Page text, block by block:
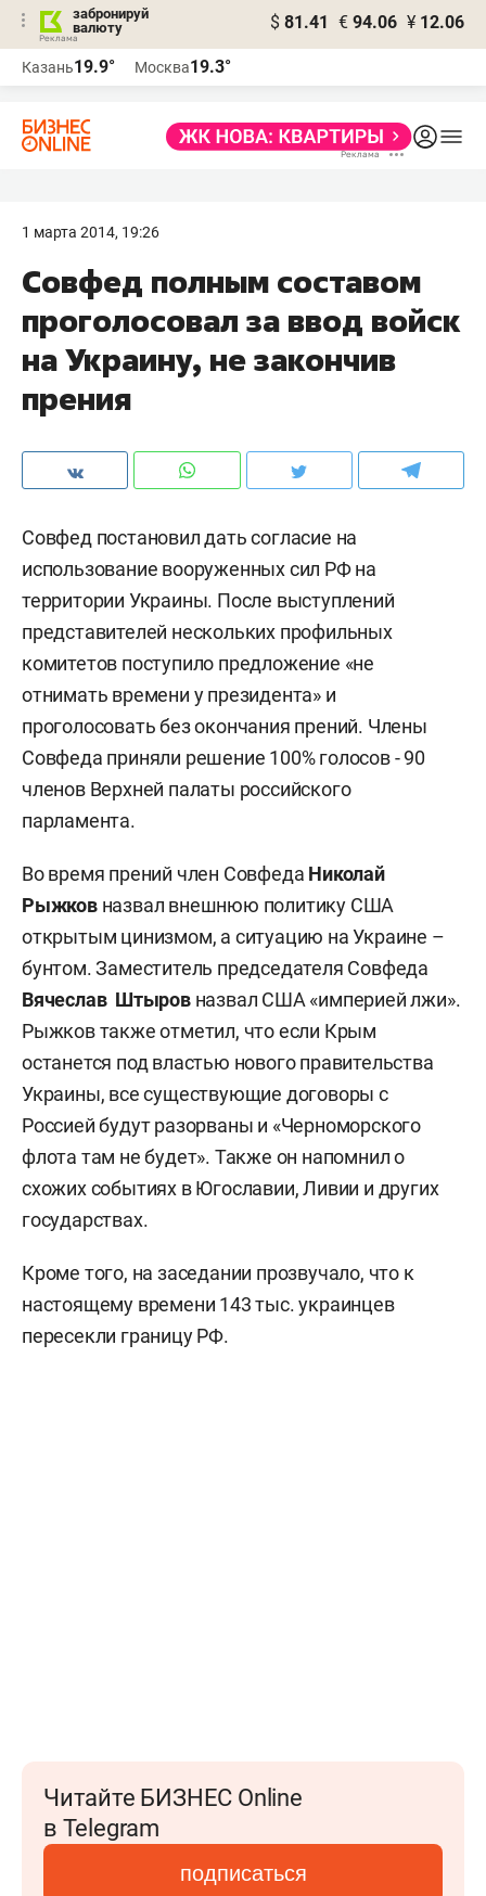
забронируй
валюту
$ 81.41 € 94.06 ¥ 12.06
Казань19.9° Москва19.3°
1 марта 2014, 19:26
Совфед полным составом
проголосовал за ввод войск
на Украину, не закончив
прения
Совфед постановил дать согласие на
использование вооруженных сил РФ на
территории Украины. После выступлений
представителей нескольких профильных
комитетов поступило предложение «не
отнимать времени у президента» и
проголосовать без окончания прений. Члены
Совфеда приняли решение 100% голосов -90
членов Верхней палаты российского
парламента.
Во время прений член Совфеда Николай
Рыжковназвал внешнюю политику США
открытым цинизмом, а ситуацию на Украине –
бунтом. Заместитель председателя Совфеда
Вячеслав Штыровназвал США «империей лжи».
Рыжков также отметил, что если Крым
останется под властью нового правительства
Украины, все существующие договоры с
Россией будут разорваны и «Черноморского
флота там не будет». Также он напомнил о
схожих событиях в Югославии, Ливии и других
государствах.
Кроме того, на заседании прозвучало, что к
настоящему времени 143 тыс. украинцев
пересекли границу РФ.
Читайте БИЗНЕС Online
в Telegram
подписаться